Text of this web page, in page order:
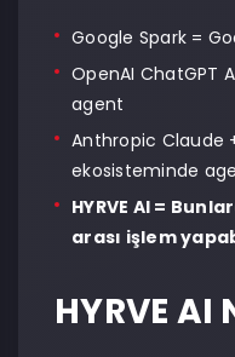
Google Spark =
OpenAI ChatGPT
agent
Anthropic Claude
ekosisteminde
HYRVE AI =
arası işlem
HYRVE